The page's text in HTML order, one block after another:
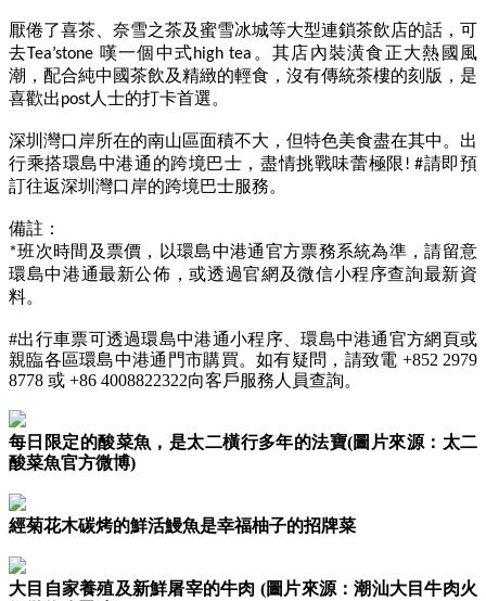
厭倦了喜茶、奈雪之茶及蜜雪冰城等大型連鎖茶飲店的話，可
去Tea’stone 嘆一個中式high tea。其店內裝潢食正大熱國風
潮，配合純中國茶飲及精緻的輕食，沒有傳統茶樓的刻版，是
喜歡出post人士的打卡首選。
深圳灣口岸所在的南山區面積不大，但特色美食盡在其中。出
行乘搭環島中港通的跨境巴士，盡情挑戰味蕾極限! #請即預
訂往返深圳灣口岸的跨境巴士服務。
備註：
*班次時間及票價，以環島中港通官方票務系統為準，請留意
環島中港通最新公佈，或透過官網及微信小程序查詢最新資
料。
#出行車票可透過環島中港通小程序、環島中港通官方網頁或
親臨各區環島中港通門市購買。如有疑問，請致電 +852 2979
8778 或 +86 4008822322向客戶服務人員查詢。
每日限定的酸菜魚，是太二橫行多年的法寶(圖片來源：太二
酸菜魚官方微博)
經菊花木碳烤的鮮活鰻魚是幸福柚子的招牌菜
大目自家養殖及新鮮屠宰的牛肉 (圖片來源：潮汕大目牛肉火